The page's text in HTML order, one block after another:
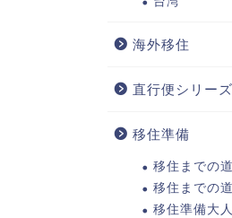
海外移住
直行便シリーズ
移住準備
移住までの
移住までの
移住準備大